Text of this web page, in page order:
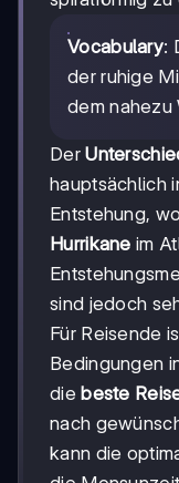
Vocabulary:
der ruhige
dem nahezu
Der
hauptsächlich
Entstehung,
Hurrikane im
sind jedoch
Für Reisende
Bedingungen
die beste
nach
kann die